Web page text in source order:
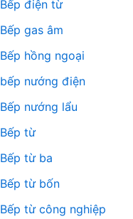
Bếp điện từ
Bếp gas âm
Bếp hồng ngoại
bếp nướng điện
Bếp nướng lẩu
Bếp từ
Bếp từ ba
Bếp từ bốn
Bếp từ công nghiệp